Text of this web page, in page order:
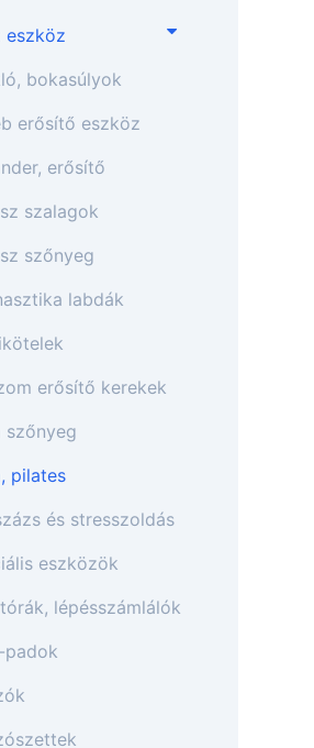
eszköz
bokasúlyok
erősítő eszköz
erősítő
szalagok
szőnyeg
labdák
erősítő kerekek
szőnyeg
pilates
és stresszoldás
eszközök
lépésszámlálók
padok